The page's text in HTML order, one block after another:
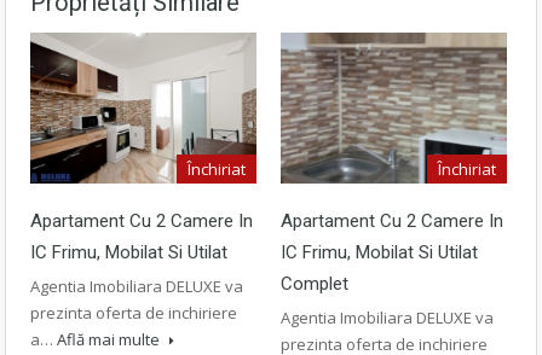
Închiriat
Apartament Cu 2 Camere In
IC Frimu, Mobilat Si Utilat
Agentia Imobiliara DELUXE va
prezinta oferta de inchiriere
a… Află mai multe
Închiriat
Apartament Cu 2 Camere In
IC Frimu, Mobilat Si Utilat
Complet
Agentia Imobiliara DELUXE va
prezinta oferta de inchiriere